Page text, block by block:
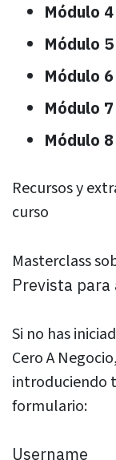
Módulo 4
Módulo 5
Módulo 6
Módulo 7
Módulo 8
Recursos y
curso
Masterclass
Prevista
Si no has
Cero A
introduciendo
formulario:
Username